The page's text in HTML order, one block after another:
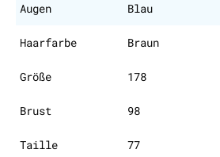
Augen Blau
Haarfarbe Braun
Größe 178
Brust 98
Taille 77